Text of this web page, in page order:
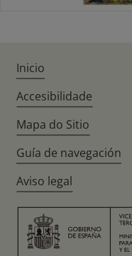
Inicio
Accesibilidade
Mapa do Sitio
Guía de navegación
Aviso legal